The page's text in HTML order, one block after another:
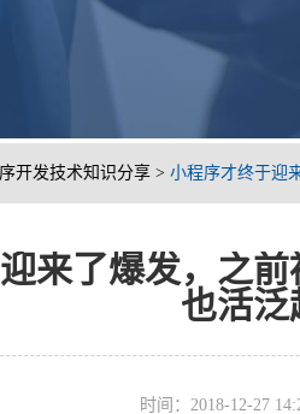
开发技术知识分享 > 小程序才终于迎
来了爆发，之
也活泛
时间：2018-12-27